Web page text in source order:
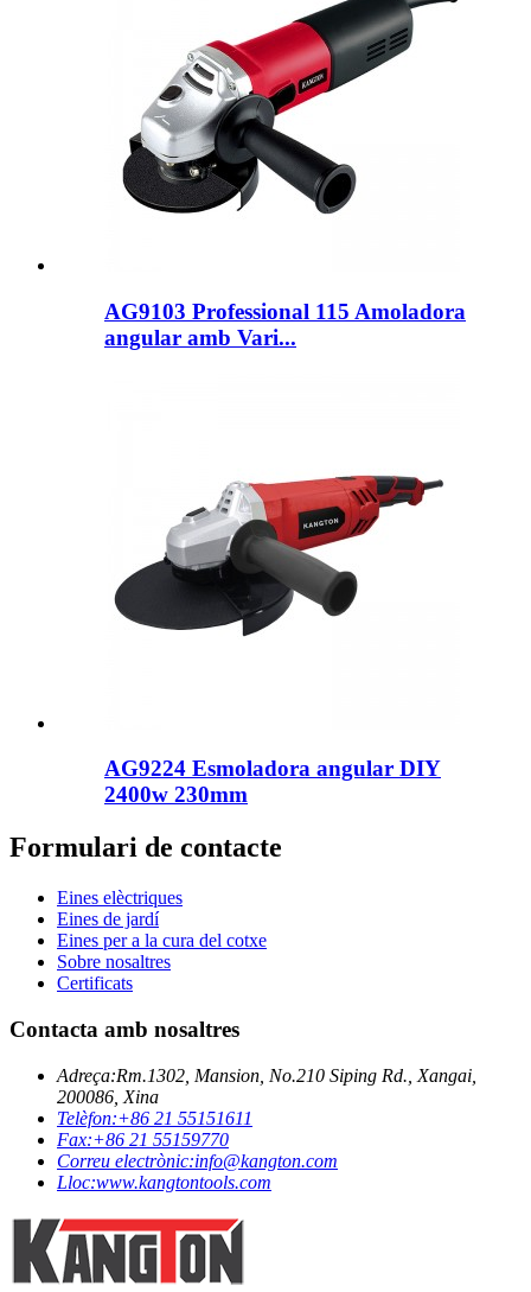
AG9103 Professional 115 Amoladora
angular amb Vari...
AG9224 Esmoladora angular DIY
2400w 230mm
Formulari de contacte
Eines elèctriques
Eines de jardí
Eines per a la cura del cotxe
Sobre nosaltres
Certificats
Contacta amb nosaltres
Adreça:Rm.1302, Mansion, No.210 Siping Rd., Xangai,
200086, Xina
Telèfon:+86 21 55151611
Fax:+86 21 55159770
Correu electrònic:info@kangton.com
Lloc:www.kangtontools.com